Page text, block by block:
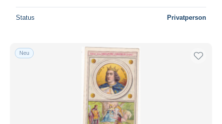
Status Privatperson
Neu